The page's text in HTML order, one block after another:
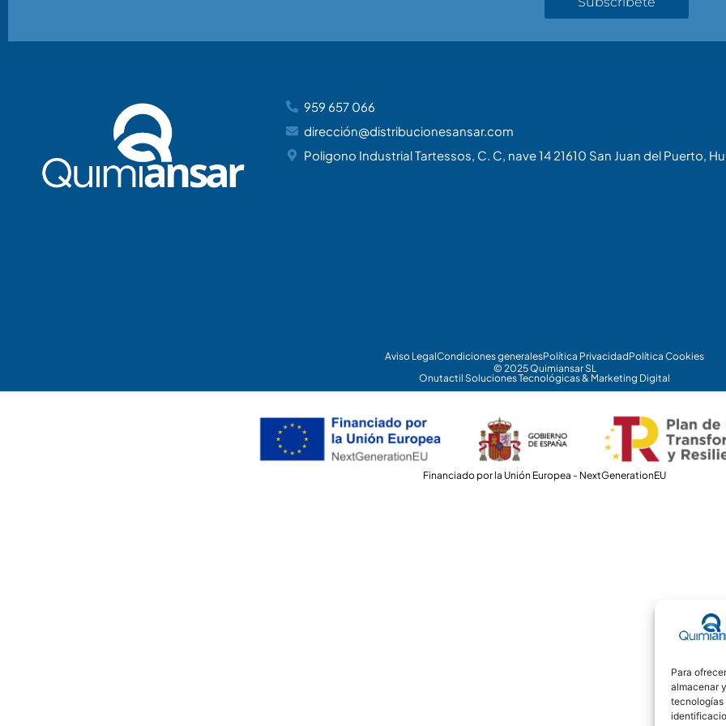
Para
almacenar
tecnologías
959 657 066
dirección@distribucionesansar.com
Poligono Industrial Tartessos, C. C, nave 14 21610 San Juan del Puerto,
Aviso LegalCondiciones generalesPolítica PrivacidadPolítica Cookies
© 2025 Quimiansar SL
Onutactil Soluciones Tecnológicas & Marketing Digital
Financiado por la Unión Europea - NextGenerationEU